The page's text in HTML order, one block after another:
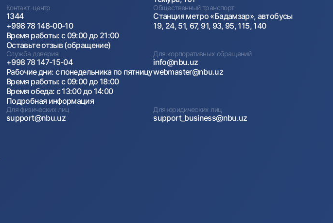
Контакт-центр
1344
+998 78 148-00-10
Время работы: с 09:00 до 21:00
Оставьте отзыв (обращение)
Общественный транспорт
Станция метро «Бадамзар», автобусы
19, 24, 51, 67, 91, 93, 95, 115, 140
Служба доверия
+998 78 147-15-04
Рабочие дни: с понедельника по пятницу
Время работы: с 09:00 до 18:00
Время обеда: с 13:00 до 14:00
Подробная информация
Для корпоративных обращений
info@nbu.uz
webmaster@nbu.uz
Для физических лиц
support@nbu.uz
Для юридических лиц
support_business@nbu.uz